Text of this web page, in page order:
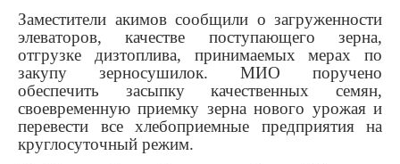
Заместители акимов сообщили о загруженности
элеваторов, качестве поступающего зерна,
отгрузке дизтоплива, принимаемых мерах по
закупу зерносушилок. МИО поручено
обеспечить засыпку качественных семян,
своевременную приемку зерна нового урожая и
перевести все хлебоприемные предприятия на
круглосуточный режим.